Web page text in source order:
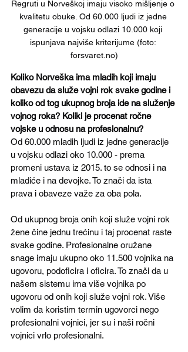
Regruti u Norveškoj imaju visoko mišljenje o
kvalitetu obuke. Od 60.000 ljudi iz jedne
generacije u vojsku odlazi 10.000 koji
ispunjava najviše kriterijume (foto:
forsvaret.no)
Koliko Norveška ima mladih koji imaju
obavezu da služe vojni rok svake godine i
koliko od tog ukupnog broja ide na služenje
vojnog roka? Koliki je procenat ročne
vojske u odnosu na profesionalnu?
Od 60.000 mladih ljudi iz jedne generacije
u vojsku odlazi oko 10.000 - prema
promeni ustava iz 2015. to se odnosi i na
mladiće i na devojke. To znači da ista
prava i obaveze važe za oba pola.
Od ukupnog broja onih koji služe vojni rok
žene čine jednu trećinu i taj procenat raste
svake godine. Profesionalne oružane
snage imaju ukupno oko 11.500 vojnika na
ugovoru, podoficira i oficira. To znači da u
našem sistemu ima više vojnika po
ugovoru od onih koji služe vojni rok. Više
volim da koristim termin ugovorci nego
profesionalni vojnici, jer su i naši ročni
vojnici vrlo profesionalni.